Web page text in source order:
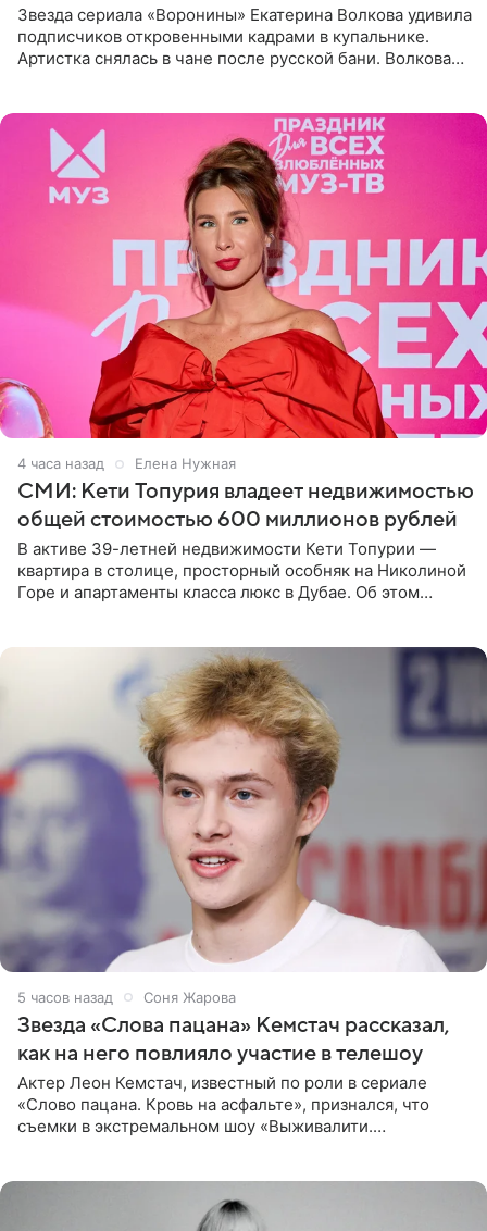
Звезда сериала «Воронины» Екатерина Волкова удивила
подписчиков откровенными кадрами в купальнике.
Артистка снялась в чане после русской бани. Волкова
4 часа назад Елена Нужная
СМИ: Кети Топурия владеет недвижимостью
общей стоимостью 600 миллионов рублей
В активе 39-летней недвижимости Кети Топурии —
квартира в столице, просторный особняк на Николиной
Горе и апартаменты класса люкс в Дубае. Об этом
5 часов назад Соня Жарова
Звезда «Слова пацана» Кемстач рассказал,
как на него повлияло участие в телешоу
Актер Леон Кемстач, известный по роли в сериале
«Слово пацана. Кровь на асфальте», признался, что
съемки в экстремальном шоу «Выживалити.